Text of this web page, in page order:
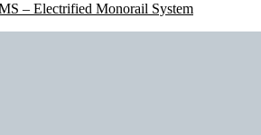
– Electrified Monorail System